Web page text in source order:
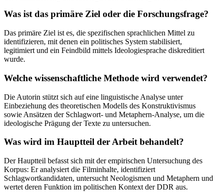
Was ist das primäre Ziel oder die Forschungsfrage?
Das primäre Ziel ist es, die spezifischen sprachlichen Mittel zu
identifizieren, mit denen ein politisches System stabilisiert,
legitimiert und ein Feindbild mittels Ideologiesprache diskreditiert
wurde.
Welche wissenschaftliche Methode wird verwendet?
Die Autorin stützt sich auf eine linguistische Analyse unter
Einbeziehung des theoretischen Modells des Konstruktivismus
sowie Ansätzen der Schlagwort- und Metaphern-Analyse, um die
ideologische Prägung der Texte zu untersuchen.
Was wird im Hauptteil der Arbeit behandelt?
Der Hauptteil befasst sich mit der empirischen Untersuchung des
Korpus: Er analysiert die Filminhalte, identifiziert
Schlagwortkandidaten, untersucht Neologismen und Metaphern und
wertet deren Funktion im politischen Kontext der DDR aus.